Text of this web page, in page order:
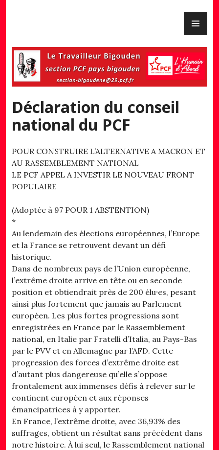
Déclaration du conseil
national du PCF
POUR CONSTRUIRE L’ALTERNATIVE A MACRON ET
AU RASSEMBLEMENT NATIONAL
LE PCF APPEL A INVESTIR LE NOUVEAU FRONT
POPULAIRE
(Adoptée à 97 POUR 1 ABSTENTION)
*
Au lendemain des élections européennes, l’Europe
et la France se retrouvent devant un défi
historique.
Dans de nombreux pays de l’Union européenne,
l’extrême droite arrive en tête ou en seconde
position et obtiendrait près de 200 élu⸱es, pesant
ainsi plus fortement que jamais au Parlement
européen. Les plus fortes progressions sont
enregistrées en France par le Rassemblement
national, en Italie par Fratelli d’Italia, au Pays-Bas
par le PVV et en Allemagne par l’AFD. Cette
progression des forces d’extrême droite est
d’autant plus dangereuse qu’elle s’oppose
frontalement aux immenses défis à relever sur le
continent européen et aux réponses
émancipatrices à y apporter.
En France, l’extrême droite, avec 36,93% des
suffrages, obtient un résultat sans précédent dans
notre histoire. À lui seul, le Rassemblement national